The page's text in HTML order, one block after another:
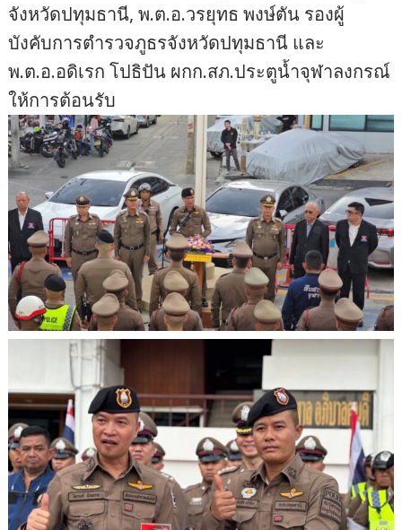
จังหวัดปทุมธานี, พ.ต.อ.วรยุทธ พงษ์ตัน รองผู้
บังคับการตำรวจภูธรจังหวัดปทุมธานี และ
พ.ต.อ.อดิเรก โปธิปัน ผกก.สภ.ประตูน้ำจุฬาลงกรณ์
ให้การต้อนรับ